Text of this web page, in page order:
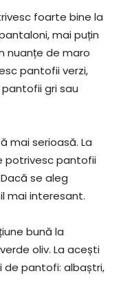
foarte bine la
mai puțin
nuanțe de maro
pantofii verzi,
gri sau
mai serioasă. La
potrivesc pantofii
se aleg
mai interesant.
bună la
oliv. La acești
pantofi: albaștri,